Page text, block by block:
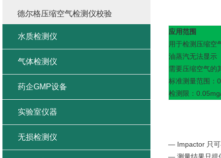
应用范围
用于检测压缩空
油蒸汽无法显示
需要压缩空气的
标准测量范围：
检测限：
— Impactor 只
德尔格压缩空气检测仪校验
水质检测仪
气体检测仪
药企GMP设备
实验室仪器
无损检测仪